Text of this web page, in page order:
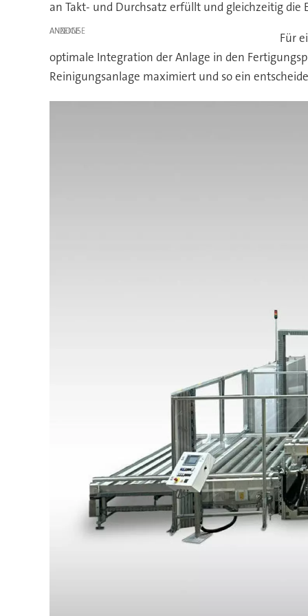
an Takt- und Durchsatz erfüllt und gleichzeitig
ANZEIGE
Für
optimale Integration der Anlage in den
Reinigungsanlage maximiert und so ein